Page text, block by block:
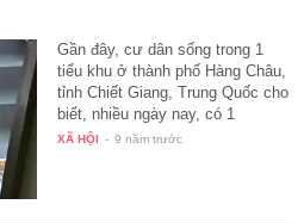
Gần đây, cư dân sống trong 1
tiểu khu ở thành phố Hàng Châu,
tỉnh Chiết Giang, Trung Quốc cho
biết, nhiều ngày nay, có 1
người…
XÃ HỘI - 9 năm trước